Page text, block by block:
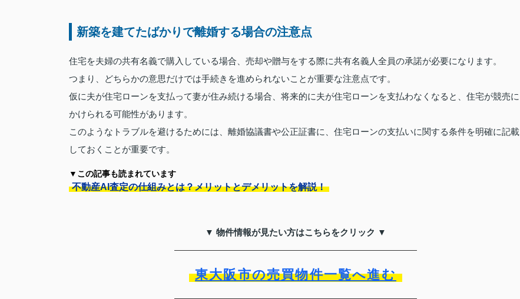
新築を建てたばかりで離婚する場合の注意点
住宅を夫婦の共有名義で購入している場合、売却や贈与をする際に共有名義人全員の承諾が必要になります。
つまり、どちらかの意思だけでは手続きを進められないことが重要な注意点です。
仮に夫が住宅ローンを支払って妻が住み続ける場合、将来的に夫が住宅ローンを支払わなくなると、住宅が競売に
かけられる可能性があります。
このようなトラブルを避けるためには、離婚協議書や公正証書に、住宅ローンの支払いに関する条件を明確に記載
しておくことが重要です。
▼この記事も読まれています
不動産AI査定の仕組みとは？メリットとデメリットを解説！
▼ 物件情報が見たい方はこちらをクリック ▼
東大阪市の売買物件一覧へ進む